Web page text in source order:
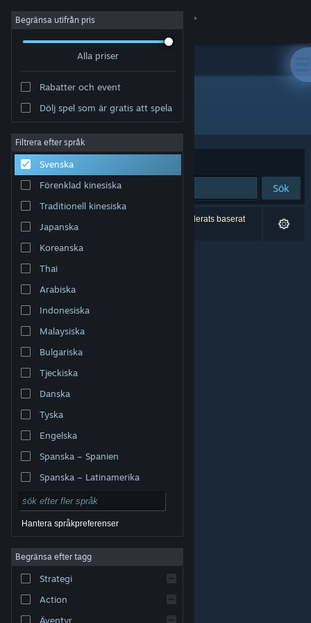
Logga in
Om
Support
Byt språk
Skaffa Steams mobilapp
Se skrivbordswebbplats
varumärken tillhör respektive ägare i USA och andra
Tillgänglighet
Återbetalningar|
Begränsa utifrån pris
Alla priser
Rabatter och event
Dölj spel som är gratis att spela
Filtrera efter språk
Svenska
Förenklad kinesiska
Traditionell kinesiska
Japanska
Koreanska
Thai
Arabiska
Indonesiska
Malaysiska
Bulgariska
Tjeckiska
Danska
Tyska
Engelska
Spanska – Spanien
Spanska – Latinamerika
Hantera språkpreferenser
Begränsa efter tagg
Strategi
Action
Äventyr
Utgivare: Holospark
Sortera efter Relevans
Sök
0 träffar matchade din sökning. 4 titlar har exkluderats baserat
på dina preferenser.